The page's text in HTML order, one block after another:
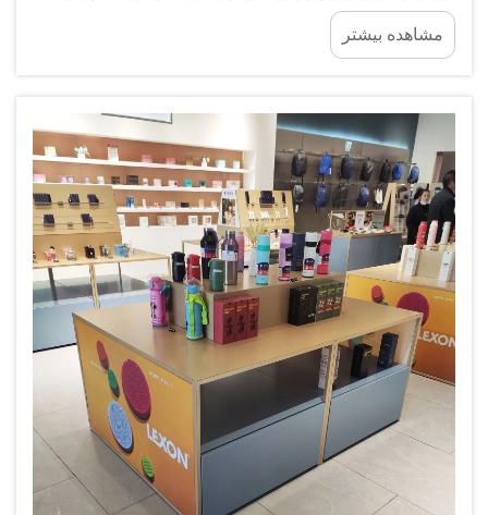
به‌خوبی طراحی‌شده است. فروشندگان مدرن تحت فشار
فزاینده‌ای برای بهینه‌سازی هر فوت مربع از فضای خود
قرار دارند، در حالی که ارائه جذاب محصولات نیز باید
مشاهده بیشتر